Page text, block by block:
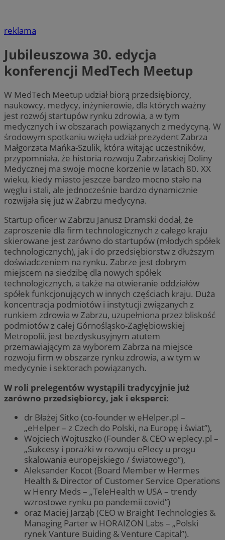
reklama
Jubileuszowa 30. edycja
konferencji MedTech Meetup
W MedTech Meetup udział biorą przedsiębiorcy,
naukowcy, medycy, inżynierowie, dla których ważny
jest rozwój startupów rynku zdrowia, a w tym
medycznych i w obszarach powiązanych z medycyną. W
środowym spotkaniu wzięła udział prezydent Zabrza
Małgorzata Mańka-Szulik, która witając uczestników,
przypomniała, że historia rozwoju Zabrzańskiej Doliny
Medycznej ma swoje mocne korzenie w latach 80. XX
wieku, kiedy miasto jeszcze bardzo mocno stało na
węglu i stali, ale jednocześnie bardzo dynamicznie
rozwijała się już w Zabrzu medycyna.
Startup oficer w Zabrzu Janusz Dramski dodał, że
zaproszenie dla firm technologicznych z całego kraju
skierowane jest zarówno do startupów (młodych spółek
technologicznych), jak i do przedsiębiorstw z dłuższym
doświadczeniem na rynku. Zabrze jest dobrym
miejscem na siedzibę dla nowych spółek
technologicznych, a także na otwieranie oddziałów
spółek funkcjonujących w innych częściach kraju. Duża
koncentracja podmiotów i instytucji związanych z
runkiem zdrowia w Zabrzu, uzupełniona przez bliskość
podmiotów z całej Górnośląsko-Zagłębiowskiej
Metropolii, jest bezdyskusyjnym atutem
przemawiającym za wyborem Zabrza na miejsce
rozwoju firm w obszarze rynku zdrowia, a w tym w
medycynie i sektorach powiązanych.
W roli prelegentów wystąpili tradycyjnie już
zarówno przedsiębiorcy, jak i eksperci:
dr Błażej Sitko (co-founder w eHelper.pl –
„eHelper – z Czech do Polski, na Europę i świat”),
Wojciech Wojtuszko (Founder & CEO w eplecy.pl –
„Sukcesy i porażki w rozwoju ePlecy u progu
skalowania europejskiego / światowego”),
Aleksander Kocot (Board Member w Hermes
Health & Director of Customer Service Operations
w Henry Meds – „TeleHealth w USA – trendy
wzrostowe rynku po pandemii covid”)
oraz Maciej Jarząb (CEO w Braight Technologies &
Managing Parter w HORAIZON Labs – „Polski
rynek Vanture Buiding & Venture Capital”).